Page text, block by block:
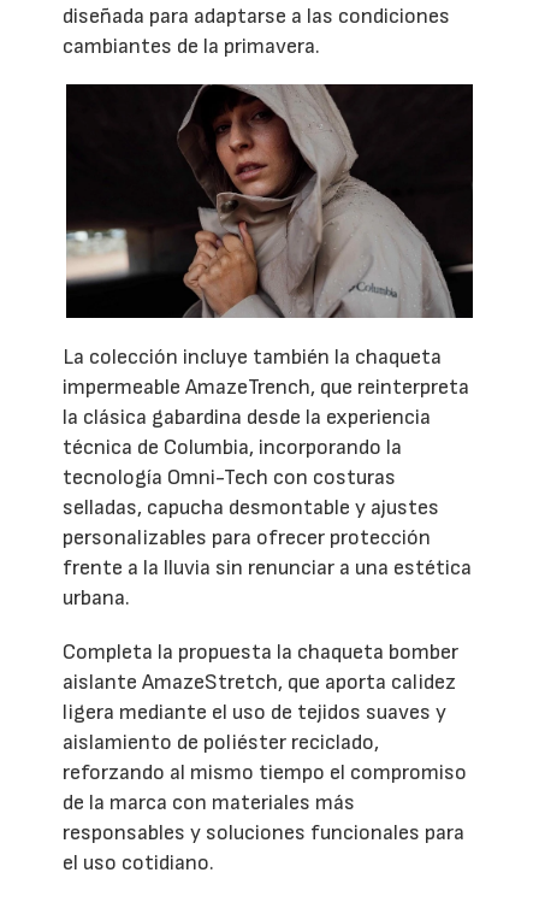
diseñada para adaptarse a las condiciones
cambiantes de la primavera.
La colección incluye también la chaqueta
impermeable AmazeTrench, que reinterpreta
la clásica gabardina desde la experiencia
técnica de Columbia, incorporando la
tecnología Omni-Tech con costuras
selladas, capucha desmontable y ajustes
personalizables para ofrecer protección
frente a la lluvia sin renunciar a una estética
urbana.
Completa la propuesta la chaqueta bomber
aislante AmazeStretch, que aporta calidez
ligera mediante el uso de tejidos suaves y
aislamiento de poliéster reciclado,
reforzando al mismo tiempo el compromiso
de la marca con materiales más
responsables y soluciones funcionales para
el uso cotidiano.